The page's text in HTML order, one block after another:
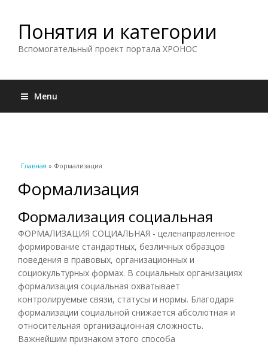
Понятия и категории
Вспомогательный проект портала ХРОНОС
Menu
Вы здесь
Главная » Формализация
Формализация
Формализация социальная
ФОРМАЛИЗАЦИЯ СОЦИАЛЬНАЯ - целенаправленное
формирование стандартных, безличных образцов
поведения в правовых, организационных и
социокультурных формах. В социальных организациях
формализация социальная охватывает
контролируемые связи, статусы и нормы. Благодаря
формализации социальной снижается абсолютная и
относительная организационная сложность.
Важнейшим признаком этого способа